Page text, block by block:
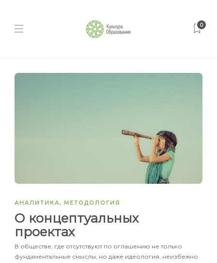
0
АНАЛИТИКА, МЕТОДОЛОГИЯ
О концептуальных
проектах
В обществе, где отсутствуют по оглашению не только
фундаментальные смыслы, но даже идеология, неизбежно